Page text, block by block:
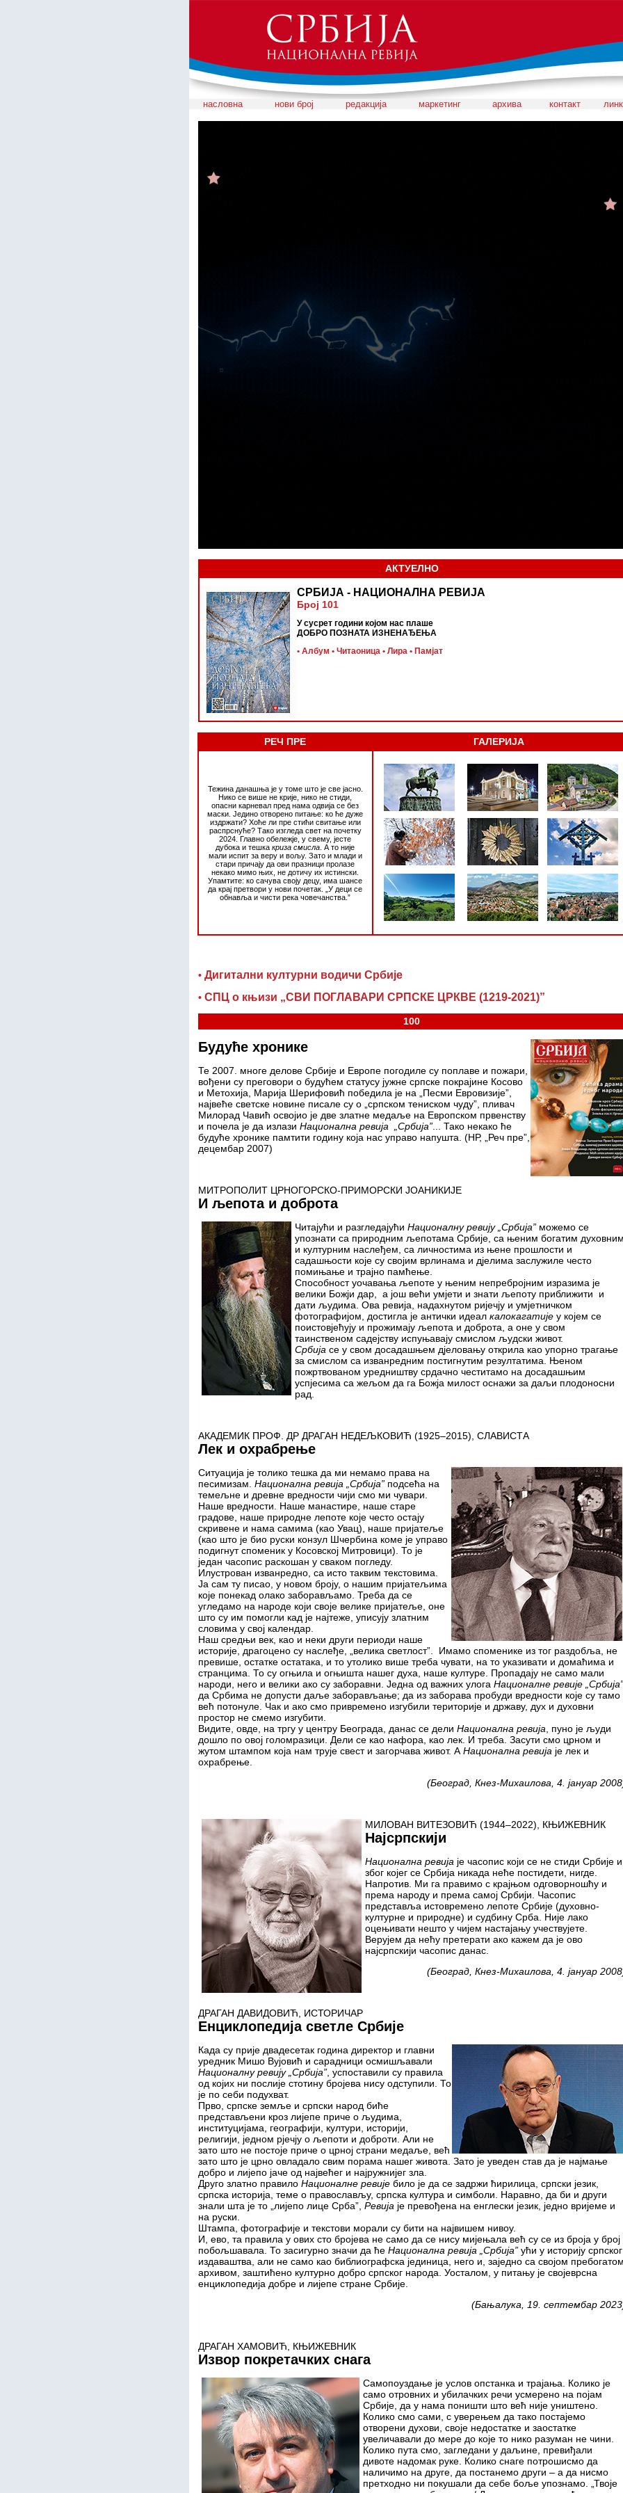
насловна нови број редакција маркетинг архива контакт
АКТУЕЛНО
СРБИЈА - НАЦИОНАЛНА РЕВИЈА
Број 101
У сусрет години којом нас плаше
ДОБРО ПОЗНАТА ИЗНЕНАЂЕЊА
• Албум • Читаоница• Лира • Памјат
РЕЧ ПРЕ ГАЛЕРИЈА
Тежина данашња је у томе што је све јасно.
Нико се више не крије, нико не стиди,
опасни карневал пред нама одвија се без
маски. Једино отворено питање: ко ће дуже
издржати? Хоће ли пре стићи свитање или
распрснуће? Тако изгледа свет на почетку
2024. Главно обележје, у свему, јесте
дубока и тешка криза смисла . А то није
мали испит за веру и вољу. Зато и млади и
стари причају да ови празници пролазе
некако мимо њих, не дотичу их истински.
Упамтите: ко сачува своју децу, има шансе
да крај претвори у нови почетак. „У деци се
обнавља и чисти река човечанства.”
• Дигитални културни водичи Србије
• СПЦ о књизи „СВИ ПОГЛАВАРИ СРПСКЕ ЦРКВЕ (1219-2021)”
100
Будуће хронике
Те 2007. многе делове Србије и Европе погодиле су поплаве и пожари,
вођени су преговори о будућем статусу јужне српске покрајине Косово
и Метохија, Марија Шерифовић победила је на „Песми Евровизије”,
највеће светске новине писале су о „српском тениском чуду”, пливач
Милорад Чавић освојио је две златне медаље на Европском првенству
и почела је да излази Национална ревија Србија”... Тако некако ће
будуће хронике памтити годину која нас управо напушта. (НР, „Реч пре”,
децембар 2007)
МИТРОПОЛИТ ЦРНОГОРСКО-ПРИМОРСКИ ЈОАНИКИЈЕ
И љепота и доброта
Читајући и разгледајући Националну ревију Србија”можемо се
упознати са природним љепотама Србије, са њеним богатим
и културним наслеђем, са личностима из њене прошлости и
садашњости које су својим врлинама и дјелима заслужиле често
помињање и трајно памћење.
Способност уочавања љепоте у њеним непребројним изразима је
велики Божји дар, а још већи умјети и знати љепоту приближити и
дати људима. Ова ревија, надахнутом ријечју и умјетничком
фотографијом, достигла је антички идеал калокагатијеу којем се
поистовјећују и прожимају љепота и доброта, а оне у свом
таинственом садејству испуњавају смислом људски живот.
Србија се у свом досадашњем дјеловању открила као упорно трагање
за смислом са изванредним постигнутим резултатима. Њеном
пожртвованом уредништву срдачно честитамо на досадашњим
успјесима са жељом да га Божја милост оснажи за даљи плодоносни
рад.
АКАДЕМИК ПРОФ. ДР ДРАГАН НЕДЕЉКОВИЋ (1925–2015), СЛАВИСТА
Лек и охрабрење
Ситуација је толико тешка да ми немамо права на
песимизам. Национална ревија „Србија” подсећа на
темељне и древне вредности чији смо ми чувари.
Наше вредности. Наше манастире, наше старе
градове, наше природне лепоте које често остају
скривене и нама самима (као Увац), наше пријатеље
(као што је био руски конзул Шчербина коме је управо
подигнут споменик у Косовској Митровици). То je
један часопис раскошан у сваком погледу.
Илустрован изванредно, са исто таквим текстовима.
Ја сам ту писао, у новом броју, о нашим пријатељима
које понекад олако заборављамо. Треба да се
угледамо на народе који своје велике пријатеље, оне
што су им помогли кад је најтеже, уписују златним
словима у свој календар.
Наш средњи век, као и неки други периоди наше
историје, драгоцено су наслеђе, „велика светлост”. Имамо споменике из тог раздобља, не
превише, остатке остатака, и то утолико више треба чувати, на то указивати и домаћима и
странцима. То су огњила и огњишта нашег духа, наше културе. Пропадају не само мали
народи, него и велики ако су заборавни. Једна од важних улога Националне ревије „Србија”
да Србима не допусти даље заборављање; да из заборава пробуди вредности које су тамо
већ потонуле. Чак и ако смо привремено изгубили територије и државу, дух и духовни
простор не смемо изгубити.
Видите, овде, на тргу у центру Београда, данас се дели Национална ревија , пуно је људи
дошло по овој голомразици. Дели се као нафора, као лек. И треба. Засути смо црном и
жутом штампом која нам трује свест и загорчава живот. А Национална ревија је лек и
охрабрење.
(Београд, Кнез-Михаилова, 4. јануар
МИЛОВАН ВИТЕЗОВИЋ (1944–2022), КЊИЖЕВНИК
Најсрпскији
Национална ревија је часопис који се не стиди Србије и
због којег се Србија никада неће постидети, нигде.
Напротив. Ми га правимо с крајњом одговорношћу и
према народу и према самој Србији. Часопис
представља истовремено лепоте Србије (духовно-
културне и природне) и судбину Срба. Није лако
оцењивати нешто у чијем настајању учествујете.
Верујем да нећу претерати ако кажем да је ово
најсрпскији часопис данас.
(Београд, Кнез-Михаилова, 4. јануар
ДРАГАН ДАВИДОВИЋ, ИСТОРИЧАР
Енциклопедија светле Србије
Када су прије двадесетак година директор и главни
уредник Мишо Вујовић и сарадници осмишљавали
Националну ревију „Србија”, успоставили су правила
од којих ни послије стотину бројева нису одступили. То
је по себи подухват.
Прво, српске земље и српски народ биће
представљени кроз лијепе приче о људима,
институцијама, географији, култури, историји,
религији, једном рјечју о љепоти и доброти. Али не
зато што не постоје приче о црној страни медаље, већ
зато што је црно овладало свим порама нашег живота. Зато је уведен став да је најмање
добро и лијепо јаче од највећег и најружнијег зла.
Друго златно правило Националне ревије било је да се задржи ћирилица, српски језик,
српска историја, теме о православљу, српска култура и симболи. Наравно, да би и други
знали шта је то „лијепо лице Срба”, Ревија је превођена на енглески језик, једно вријеме и
на руски.
Штампа, фотографије и текстови морали су бити на највишем нивоу.
И, ево, та правила у ових сто бројева не само да се нису мијењала већ су се из броја у број
побољшавала. То засигурно значи да ће Национална ревија „Србија”ући у историју српског
издаваштва, али не само као библиографска јединица, него и, заједно са својом
архивом, заштићено културно добро српског народа. Уосталом, у питању је својеврсна
енциклопедија добре и лијепе стране Србије.
(Бањалука, 19. септембар
ДРАГАН ХАМОВИЋ, КЊИЖЕВНИК
Извор покретачких снага
Самопоуздање је услов опстанка и трајања. Колико је
само отровних и убилачких речи усмерено на појам
Србије, да у нама поништи што већ није уништено.
Колико смо сами, с уверењем да тако постајемо
отворени духови, своје недостатке и заостатке
увеличавали до мере до које то нико разуман не чини.
Колико пута смо, загледани у даљине, превиђали
дивоте надомак руке. Колико снаге потрошисмо да
наличимо на друге, да постанемо други – а да нисмо
претходно ни покушали да себе боље упознамо. „Твоје